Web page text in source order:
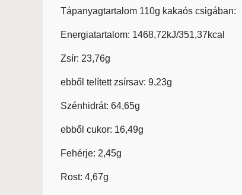
Tápanyagtartalom 110g kakaós csigában:
Energiatartalom: 1468,72kJ/351,37kcal
Zsír: 23,76g
ebből telített zsírsav: 9,23g
Szénhidrát: 64,65g
ebből cukor: 16,49g
Fehérje: 2,45g
Rost: 4,67g